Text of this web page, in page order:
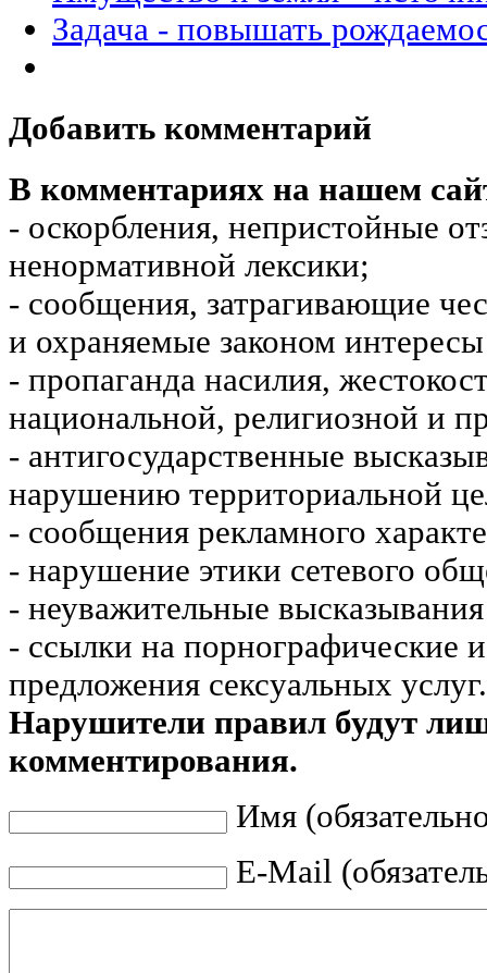
Задача - повышать
Добавить комментарий
В комментариях на нашем
- оскорбления, непристойные
ненормативной лексики;
- сообщения, затрагивающие
и охраняемые законом
- пропаганда насилия,
национальной, религиозной и
- антигосударственные
нарушению территориальной
- сообщения рекламного
- нарушение этики сетевого
- неуважительные
- ссылки на порнографические
предложения сексуальных услуг.
Нарушители правил будут
комментирования.
Имя
E-Mail